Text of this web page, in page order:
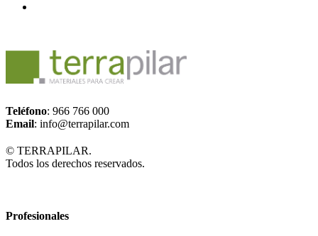
Teléfono: 966 766 000
Email: info@terrapilar.com
© TERRAPILAR.
Todos los derechos reservados.
Profesionales